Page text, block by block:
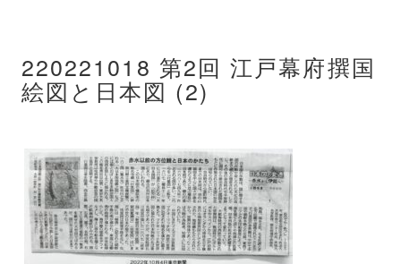
220221018 第2回 江戸幕府撰国
絵図と日本図 (2)